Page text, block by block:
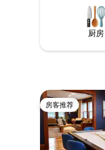
越-位于昆西市，
厅，靠近波士顿
厨房
房客推荐
房客推荐